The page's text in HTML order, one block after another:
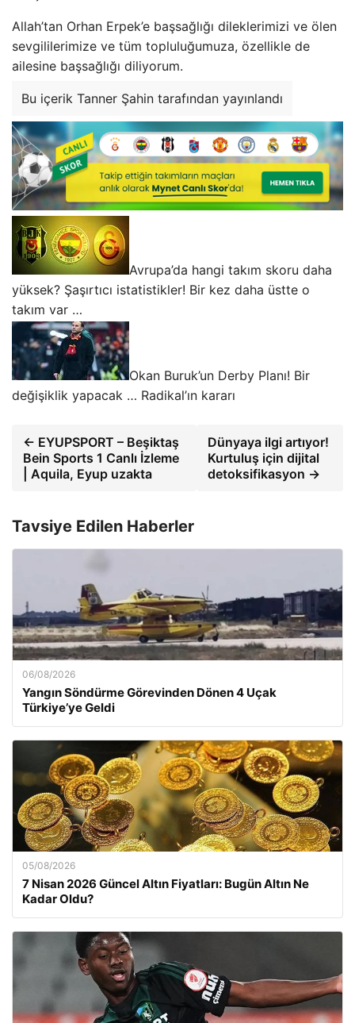
Allah’tan Orhan Erpek’e başsağlığı dileklerimizi ve ölen
sevgililerimize ve tüm topluluğumuza, özellikle de
ailesine başsağlığı diliyorum.
Bu içerik Tanner Şahin tarafından yayınlandı
Avrupa’da hangi takım skoru daha
yüksek? Şaşırtıcı istatistikler! Bir kez daha üstte o
takım var …
Okan Buruk’un Derby Planı! Bir
değişiklik yapacak … Radikal’ın kararı
← EYUPSPORT – Beşiktaş
Bein Sports 1 Canlı İzleme
| Aquila, Eyup uzakta
Dünyaya ilgi artıyor!
Kurtuluş için dijital
detoksifikasyon →
Tavsiye Edilen Haberler
06/08/2026
Yangın Söndürme Görevinden Dönen 4 Uçak
Türkiye’ye Geldi
05/08/2026
7 Nisan 2026 Güncel Altın Fiyatları: Bugün Altın Ne
Kadar Oldu?